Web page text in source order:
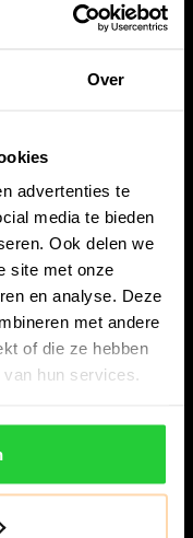
Over
advertenties te
media te bieden
Ook delen we
site met onze
en analyse. Deze
met andere
of die ze hebben
hun services.
van Lelystad en